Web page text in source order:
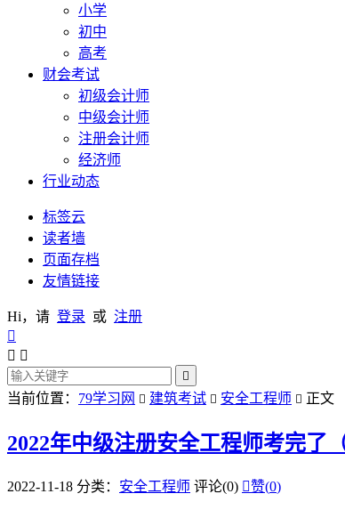
小学
初中
高考
财会考试
初级会计师
中级会计师
注册会计师
经济师
行业动态
标签云
读者墙
页面存档
友情链接
Hi，请 登录 或 注册

 

当前位置： 79学习网  建筑考试  安全工程师  正文
2022年中级注册安全工程师考完了
2022-11-18 分类： 安全工程师 评论(0) 赞(0)